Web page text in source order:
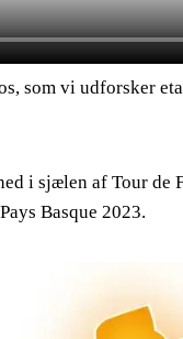
som vi udforsker
i sjælen af Tour de
Basque 2023.